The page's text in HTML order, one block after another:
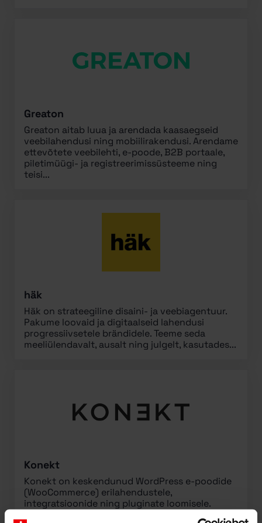
Greaton
Greaton aitab luua ja arendada kaasaegseid
veebilahendusi ning mobiilirakendusi. Arendame
ettevõtete veebilehti, e-poode, B2B portaale,
piletimüügi- ja registreerimissüsteeme ning
teisi...
häk
Häk on strateegiline disaini- ja veebiagentuur.
Pakume loovaid ja digitaalseid lahendusi
progressiivsetele brändidele. Teeme seda
meeliülendavalt, ausalt ning julgelt, kasutades...
Konekt
Konekt on keskendunud WordPress e-poodide
(WooCommerce) erilahendustele,
integratsioonide ning pluginate loomisele.